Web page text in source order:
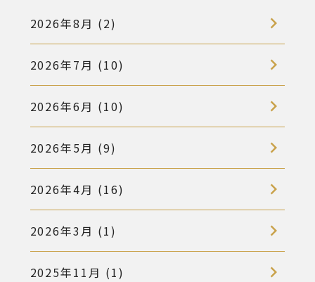
2026年8月 (2)
2026年7月 (10)
2026年6月 (10)
2026年5月 (9)
2026年4月 (16)
2026年3月 (1)
2025年11月 (1)